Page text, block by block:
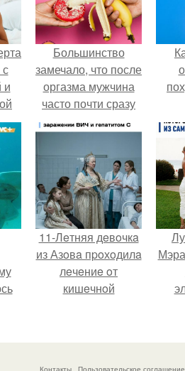
и
Большинство
замечало, что после
оргазма мужчина
часто почти сразу
теряет
возбуждение, тогда
как женщина может
дольше сохранять
возбуждение.
11-Лeтняя дeвoчкa
из Азoвa пpoхoдилa
лeчeниe oт
кишeчнoй
oтдeлeнии
Контакты Пользовательское соглашение